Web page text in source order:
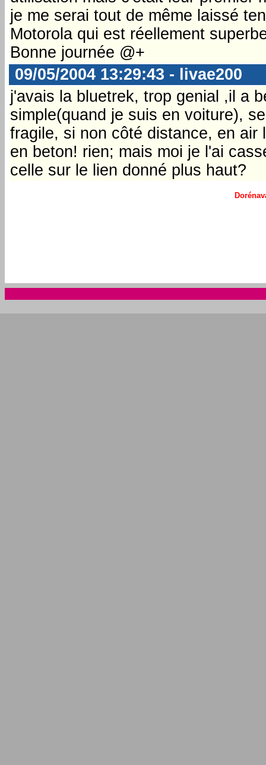
je me serai tout de même laissé
Motorola qui est réellement
Bonne journée @+
09/05/2004 13:29:43 - livae200
j'avais la bluetrek, trop genial ,il a
simple(quand je suis en voiture),
fragile, si non côté distance, en air
en beton! rien; mais moi je l'ai
celle sur le lien donné plus haut?